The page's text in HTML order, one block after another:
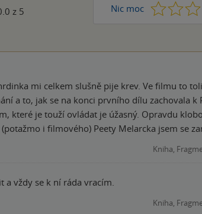
z 5 Nic moc 1 2 3 4 5
mi celkem slušně pije krev. Ve filmu to
a to, jak se na konci prvního dílu zachovala k
že do knižního (potažmo i filmového) Peety Melarcka jsem
Kniha,
a vždy se k ní ráda vracím.
Kniha,